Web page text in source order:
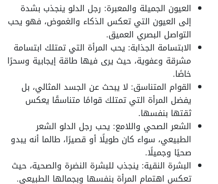
العيون الجميلة والمعبرة: رجل الدلو ينجذب بشدة
إلى العيون التي تعكس الذكاء والغموض، فهو يحب
التواصل البصري العميق.
الابتسامة الجذابة: يحب المرأة التي تمتلك ابتسامة
مشرقة وعفوية، حيث يرى فيها طاقة إيجابية وسحرًا
خاصًا.
القوام المتناسق: لا يبحث عن الجسد المثالي، بل
يفضل المرأة التي تمتلك قوامًا متناسقًا يعكس
ثقتها بنفسها.
الشعر الصحي واللامع: يحب رجل الدلو الشعر
الطبيعي، سواء كان طويلًا أو قصيرًا، طالما أنه يبدو
صحيًا وجميلًا.
البشرة النقية: ينجذب للبشرة النضرة والصحية، حيث
تعكس اهتمام المرأة بنفسها وبجمالها الطبيعي.